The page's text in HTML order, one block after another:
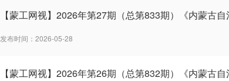
【蒙工网视】2026年第27期（总第833期）《内蒙古
发布时间：2026-05-28
【蒙工网视】2026年第26期（总第832期）《内蒙古